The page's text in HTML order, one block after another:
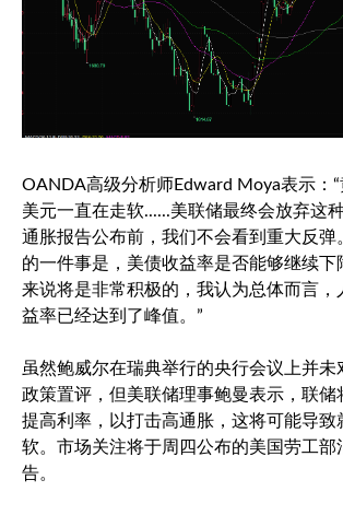
OANDA高级分析师Edward Moya表示：“
美元一直在走软......美联储最终会放弃这
通胀报告公布前，我们不会看到重大反弹
的一件事是，美债收益率是否能够继续下
来说将是非常积极的，我认为总体而言，
益率已经达到了峰值。”
虽然鲍威尔在瑞典举行的央行会议上并未
政策置评，但美联储理事鲍曼表示，联储
提高利率，以打击高通胀，这将可能导致
软。市场关注将于周四公布的美国劳工部
告。